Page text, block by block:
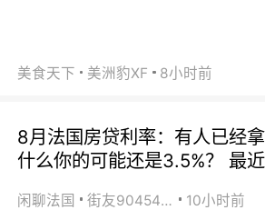
美食天下 美洲豹XF 8小时前
8月法国房贷利率：有人已经
什么你的可能还是3.5%？ 最
闲聊法国 街友90454511 10小时前